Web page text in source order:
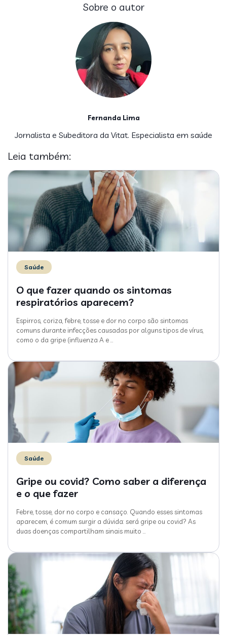
Sobre o autor
Fernanda Lima
Jornalista e Subeditora da Vitat. Especialista em saúde
Leia também:
Saúde
O que fazer quando os sintomas
respiratórios aparecem?
Espirros, coriza, febre, tosse e dor no corpo são sintomas
comuns durante infecções causadas por alguns tipos de vírus,
como o da gripe (influenza A e…
Saúde
Gripe ou covid? Como saber a diferença
e o que fazer
Febre, tosse, dor no corpo e cansaço. Quando esses sintomas
aparecem, é comum surgir a dúvida: será gripe ou covid? As
duas doenças compartilham sinais muito …